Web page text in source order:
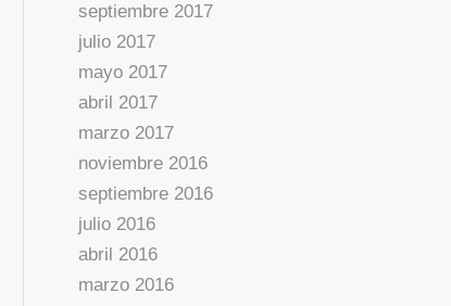
septiembre 2017
julio 2017
mayo 2017
abril 2017
marzo 2017
noviembre 2016
septiembre 2016
julio 2016
abril 2016
marzo 2016